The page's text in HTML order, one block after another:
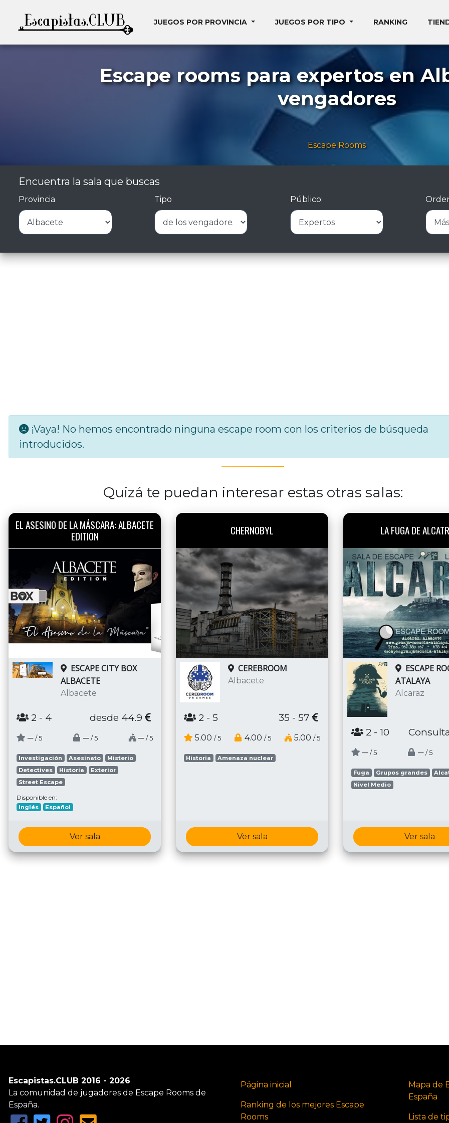
JUEGOS POR PROVINCIA JUEGOS POR TIPO RANKING
Escape rooms para expertos en
vengadores
Escape Rooms
Encuentra la sala que buscas
Provincia Tipo Público:
¡Vaya! No hemos encontrado ninguna escape room con los criterios de búsqueda
introducidos.
Quizá te puedan interesar estas otras salas:
EL ASESINO DE LA MÁSCARA: ALBACETE
EDITION
ESCAPE CITY BOX
ALBACETE
Albacete
2 - 4 desde 44.9
─ / 5 ─ / 5 ─ / 5
Investigación Asesinato
Misterio
Detectives
Historia
Exterior
Street Escape
Disponible en:
Inglés Español
Ver sala
CHERNOBYL
CEREBROOM
Albacete
2 - 5 35 - 57
5.00 / 5 4.00 / 5 5.00 / 5
Historia Amenaza nuclear
Ver sala
LA FUGA DE
ESCAPE
ATALAYA
Alcaraz
2 - 10
─ / 5 ─ / 5
Fuga Grupos grandes
Nivel Medio
Ver sala
Escapistas.CLUB 2016 - 2026
La comunidad de jugadores de Escape Rooms de
España.
Página inicial
Ranking de los mejores Escape
Rooms
Mapa de
España
Lista de